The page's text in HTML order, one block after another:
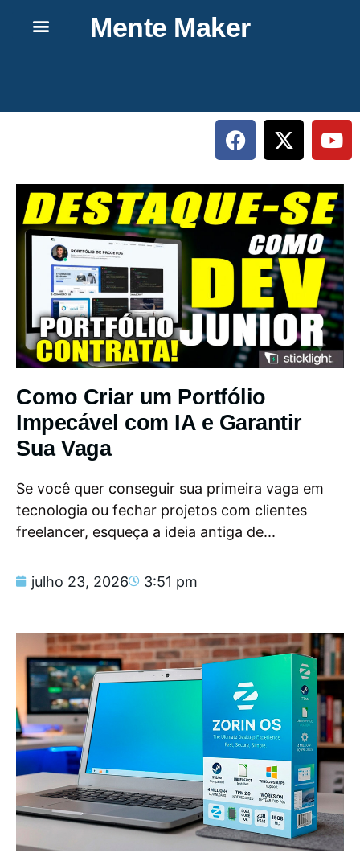
Mente Maker
Como Criar um Portfólio
Impecável com IA e Garantir
Sua Vaga
Se você quer conseguir sua primeira vaga em
tecnologia ou fechar projetos com clientes
freelancer, esqueça a ideia antiga de...
julho 23, 2026 3:51 pm